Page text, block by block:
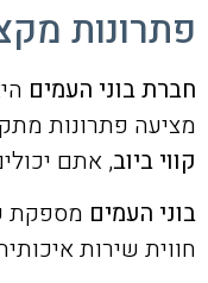
פתרונות
חברת בוני העמים
מציעה פתרונות
קווי ביוב, אתם
בוני העמים מספקת
חווית שירות